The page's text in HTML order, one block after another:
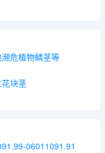
危植物鳞茎等
块茎
06011091.91